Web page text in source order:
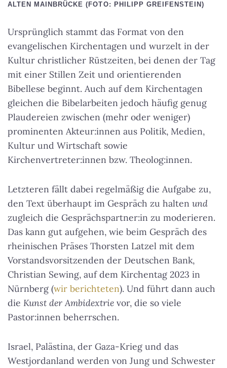
ALTEN MAINBRÜCKE (FOTO: PHILIPP GREIFENSTEIN)
Ursprünglich stammt das Format von den
evangelischen Kirchentagen und wurzelt in der
Kultur christlicher Rüstzeiten, bei denen der Tag
mit einer Stillen Zeit und orientierenden
Bibellese beginnt. Auch auf dem Kirchentagen
gleichen die Bibelarbeiten jedoch häufig genug
Plaudereien zwischen (mehr oder weniger)
prominenten Akteur:innen aus Politik, Medien,
Kultur und Wirtschaft sowie
Kirchenvertreter:innen bzw. Theolog:innen.
Letzteren fällt dabei regelmäßig die Aufgabe zu,
den Text überhaupt im Gespräch zu halten und
zugleich die Gesprächspartner:in zu moderieren.
Das kann gut aufgehen, wie beim Gespräch des
rheinischen Präses Thorsten Latzel mit dem
Vorstandsvorsitzenden der Deutschen Bank,
Christian Sewing, auf dem Kirchentag 2023 in
Nürnberg (wir berichteten). Und führt dann auch
die Kunst der Ambidextrie vor, die so viele
Pastor:innen beherrschen.
Israel, Palästina, der Gaza-Krieg und das
Westjordanland werden von Jung und Schwester